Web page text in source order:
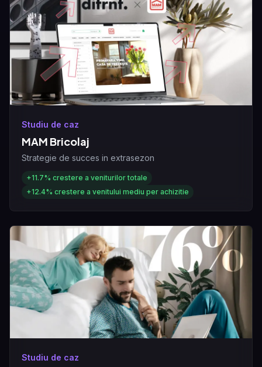
Studiu de caz
MAM Bricolaj
Strategie de succes in extrasezon
+11.7% crestere a veniturilor totale
+12.4% crestere a venitului mediu per achizitie
Studiu de caz